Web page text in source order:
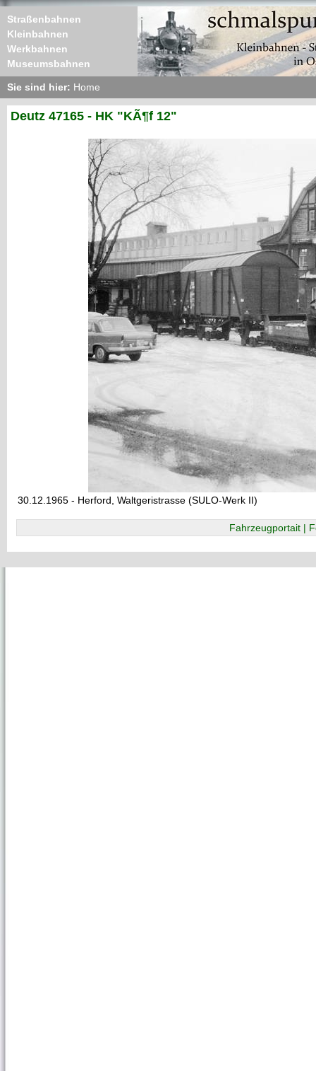
Straßenbahnen
Kleinbahnen
Werkbahnen
Museumsbahnen
Sie sind hier: Home
Deutz 47165 - HK "KÃ¶f 12"
30.12.1965 - Herford, Waltgeristrasse (SULO-Werk II)
Fahrzeugportait |